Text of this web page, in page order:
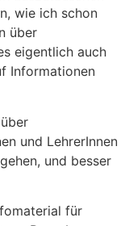
wie ich schon
über
eigentlich auch
Informationen
und LehrerInnen
und besser
für